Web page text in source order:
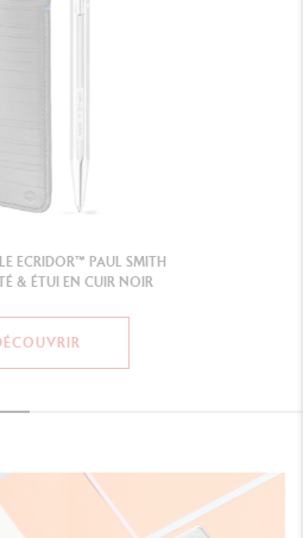
ECRIDOR™ PAUL SMITH
& ÉTUI EN CUIR NOIR